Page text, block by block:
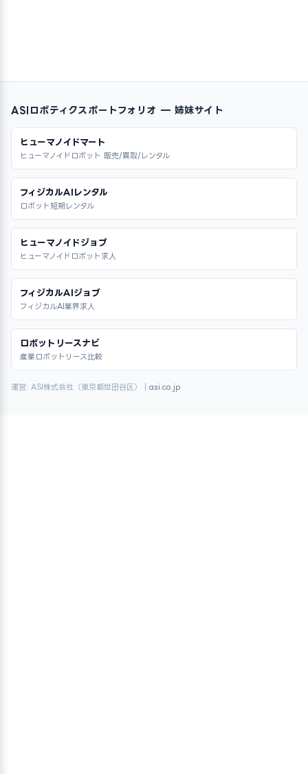
ASIロボティクスポートフォリオ — 姉妹サイト
ヒューマノイドマート
ヒューマノイドロボット 販売/買取/レンタル
フィジカルAIレンタル
ロボット短期レンタル
ヒューマノイドジョブ
ヒューマノイドロボット求人
フィジカルAIジョブ
フィジカルAI業界求人
ロボットリースナビ
産業ロボットリース比較
運営: ASI株式会社（東京都世田谷区）｜ asi.co.jp